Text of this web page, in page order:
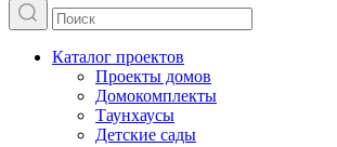
Каталог проектов
Проекты домов
Домокомплекты
Таунхаусы
Детские сады